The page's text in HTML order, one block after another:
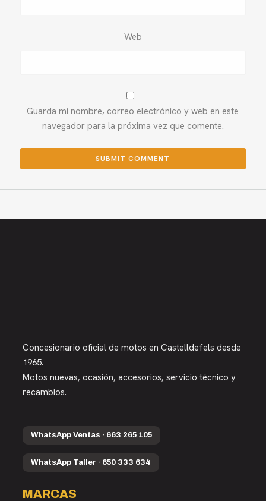
Web
Guarda mi nombre, correo electrónico y web en este
navegador para la próxima vez que comente.
Concesionario oficial de motos en Castelldefels desde
1965.
Motos nuevas, ocasión, accesorios, servicio técnico y
recambios.
WhatsApp Ventas · 663 265 105
WhatsApp Taller · 650 333 634
MARCAS